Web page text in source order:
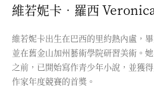
維若妮卡‧羅西
維若妮卡出生在巴西的里約熱內盧，
並在舊金山加州藝術學院研習美術。
之前，已開始寫作青少年小說，並獲
作家年度競賽的首獎。